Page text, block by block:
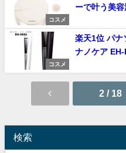
コスメ
ーで叶う美
コスメ
楽天1位 パナ
ナノケア
2 / 18
検索